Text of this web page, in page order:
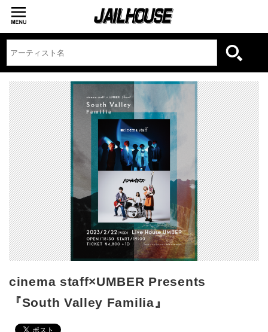
cinema staff×UMBER Presents
『South Valley Familia』